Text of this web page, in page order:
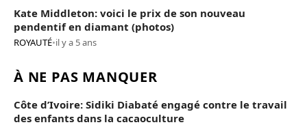
Kate Middleton: voici le prix de son nouveau
pendentif en diamant (photos)
ROYAUTÉ•il y a 5 ans
À NE PAS MANQUER
Côte d’Ivoire: Sidiki Diabaté engagé contre le travail
des enfants dans la cacaoculture